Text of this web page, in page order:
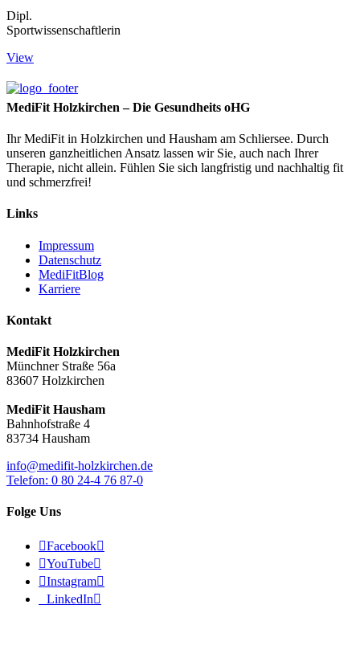
Dipl.
Sportwissenschaftlerin
View
MediFit Holzkirchen – Die Gesundheits oHG
Ihr MediFit in Holzkirchen und Hausham am Schliersee. Durch
unseren ganzheitlichen Ansatz lassen wir Sie, auch nach Ihrer
Therapie, nicht allein. Fühlen Sie sich langfristig und nachhaltig fit
und schmerzfrei!
Links
Impressum
Datenschutz
MediFitBlog
Karriere
Kontakt
MediFit Holzkirchen
Münchner Straße 56a
83607 Holzkirchen
MediFit Hausham
Bahnhofstraße 4
83734 Hausham
info@medifit-holzkirchen.de
Telefon: 0 80 24-4 76 87-0
Folge Uns
Facebook
YouTube
Instagram
LinkedIn